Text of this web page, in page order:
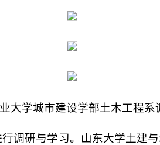
大学城市建设学部土木工程系
调研与学习。山东大学土建